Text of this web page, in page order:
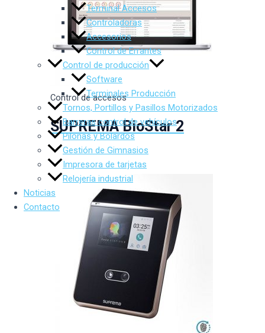
Terminal Accesos
Controladoras
Accesorios
Control de Errantes
Control de producción
Software
Terminales Producción
Tornos, Portillos y Pasillos Motorizados
Barreras control de vehículos
Pilonas y Bolardos
Gestión de Gimnasios
Impresora de tarjetas
Relojería industrial
Noticias
Contacto
Control de accesos
SUPREMA BioStar 2